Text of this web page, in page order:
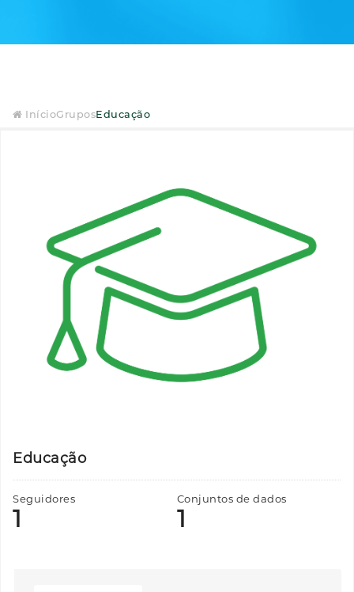
InícioGruposEducação
Educação
Seguidores
1
Conjuntos de dados
1